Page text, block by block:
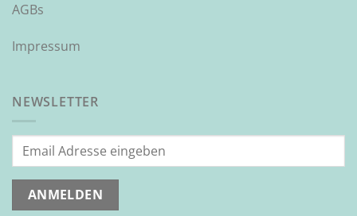
AGBs
Impressum
NEWSLETTER